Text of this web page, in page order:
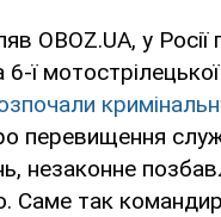
OBOZ.UA, у Росії
ї мотострілецької
перевищення
незаконне
Саме так